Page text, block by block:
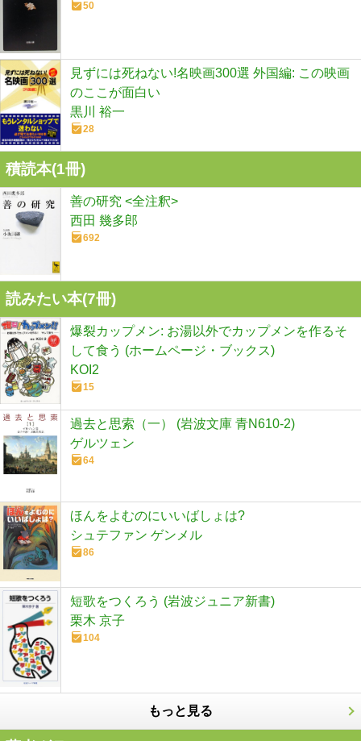
50
見ずには死ねない!名映画300選 外国編: この映画
のここが面白い
黒川 裕一
28
積読本(1冊)
善の研究 <全注釈>
西田 幾多郎
692
読みたい本(7冊)
爆裂カップメン: お湯以外でカップメンを作るそ
して食う (ホームページ・ブックス)
KOI2
15
過去と思索（一） (岩波文庫 青N610-2)
ゲルツェン
64
ほんをよむのにいいばしょは?
シュテファン ゲンメル
86
短歌をつくろう (岩波ジュニア新書)
栗木 京子
104
もっと見る